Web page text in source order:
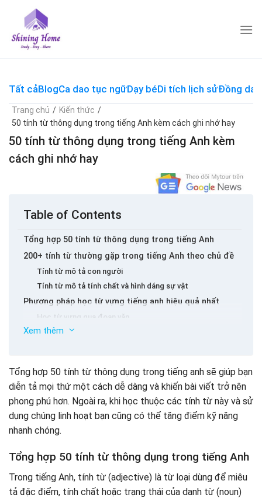
content
Tất cảBlogCa dao tục ngữDạy béDi tích lịch sửĐồng dao
Trang chủ / Kiến thức /
50 tính từ thông dụng trong tiếng Anh kèm cách ghi nhớ hay
50 tính từ thông dụng trong tiếng Anh kèm
cách ghi nhớ hay
Table of Contents
Tổng hợp 50 tính từ thông dụng trong tiếng Anh
200+ tính từ thường gặp trong tiếng Anh theo chủ đề
Tính từ mô tả con người
Tính từ mô tả tính chất và hình dáng sự vật
Phương pháp học từ vựng tiếng anh hiệu quả nhất
Học từ vựng qua đoạn văn
Hình dung cụm từ và đơn giản hóa bằng trí tưởng tượng
Shining Home – Gia đình Anh Ngữ – Siêu ứng dụng học từ
vựng và tính từ tiếng Anh qua các chủ đề thông dụng nhất
Xem thêm
Tổng hợp 50 tính từ thông dụng trong tiếng anh sẽ giúp bạn
diễn tả mọi thứ một cách dễ dàng và khiến bài viết trở nên
phong phú hơn. Ngoài ra, khi học thuộc các tính từ này và sử
dụng chúng linh hoạt bạn cũng có thể tăng điểm kỹ năng
nhanh chóng.
Tổng hợp 50 tính từ thông dụng trong tiếng Anh
Trong tiếng Anh, tính từ (adjective) là từ loại dùng để miêu
tả đặc điểm, tính chất hoặc trạng thái của danh từ (noun)